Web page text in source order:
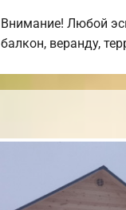
Внимание! Любой
балкон, веранду,